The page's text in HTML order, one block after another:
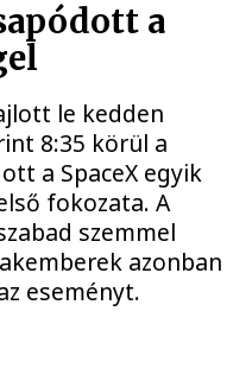
a
le kedden
8:35 körül a
a SpaceX egyik
fokozata. A
szemmel
azonban
eseményt.